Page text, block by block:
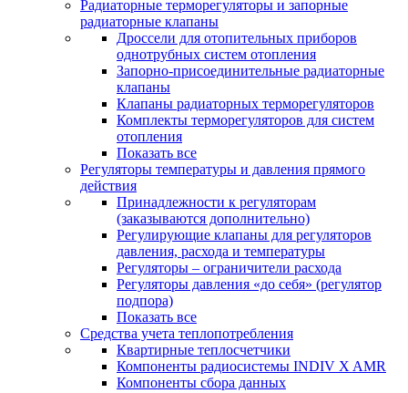
Радиаторные терморегуляторы и запорные
радиаторные клапаны
Дроссели для отопительных приборов
однотрубных систем отопления
Запорно-присоединительные радиаторные
клапаны
Клапаны радиаторных терморегуляторов
Комплекты терморегуляторов для систем
отопления
Показать все
Регуляторы температуры и давления прямого
действия
Принадлежности к регуляторам
(заказываются дополнительно)
Регулирующие клапаны для регуляторов
давления, расхода и температуры
Регуляторы – ограничители расхода
Регуляторы давления «до себя» (регулятор
подпора)
Показать все
Средства учета теплопотребления
Квартирные теплосчетчики
Компоненты радиосистемы INDIV X AMR
Компоненты сбора данных